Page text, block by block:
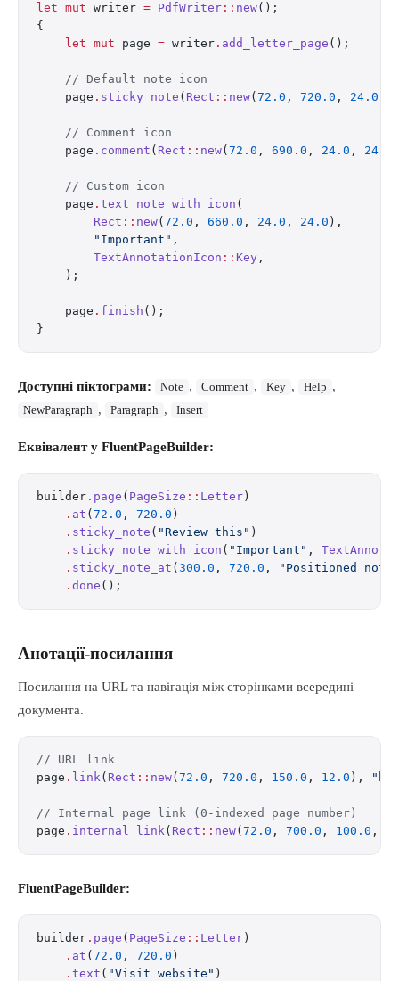
let mut writer = PdfWriter :: new();
{
    let
mut page = writer . add_letter_page ();
    // Default note icon
    page
. sticky_note ( Rect :: new( 72.0 , 720.0 , 24.0
    // Comment icon
    page
. comment ( Rect :: new( 72.0 , 690.0 , 24.0 , 24.0
    // Custom icon
    page
. text_note_with_icon (
        Rect
:: new( 72.0 , 660.0 , 24.0 , 24.0 ),
        "Important"
,
        TextAnnotationIcon
:: Key ,
    );
    page
. finish ();
}
Доступні піктограми: Note , Comment , Key , Help ,
NewParagraph , Paragraph , Insert
Еквівалент у FluentPageBuilder:
builder . page ( PageSize :: Letter )
    .
at ( 72.0 , 720.0 )
    .
sticky_note ( "Review this" )
    .
sticky_note_with_icon ( "Important" ,
    .
sticky_note_at ( 300.0 , 720.0 ,
"Positioned note"
    .
done ();
Анотації-посилання
Посилання на URL та навігація між сторінками всередині
документа.
// URL link
page . link( Rect :: new( 72.0 , 720.0 , 150.0 , 12.0 ),
// Internal page link (0-indexed page number)
page . internal_link( Rect :: new( 72.0 , 700.0 , 100.0 ,
FluentPageBuilder:
builder . page ( PageSize :: Letter )
    .
at ( 72.0 , 720.0 )
    .
text ( "Visit website" )